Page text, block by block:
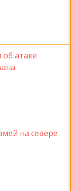
атаке
на севере